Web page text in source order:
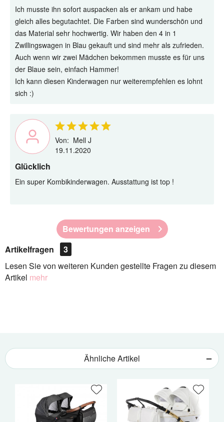
Ich musste ihn sofort auspacken als er ankam und habe
gleich alles begutachtet. Die Farben sind wunderschön und
das Material sehr hochwertig. Wir haben den 4 in 1
Zwillingswagen in Blau gekauft und sind mehr als zufrieden.
Auch wenn wir zwei Mädchen bekommen musste es für uns
der Blaue sein, einfach Hammer!
Ich kann diesen Kinderwagen nur weiterempfehlen es lohnt
sich :)
Von: Mell J
19.11.2020
Glücklich
Ein super Kombikinderwagen. Ausstattung ist top !
Bewertungen anzeigen
Artikelfragen
3
Lesen Sie von weiteren Kunden gestellte Fragen zu diesem
Artikel mehr
Ähnliche Artikel